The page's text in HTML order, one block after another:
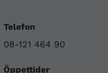
Telefon
08-121 464 90
Öppettider